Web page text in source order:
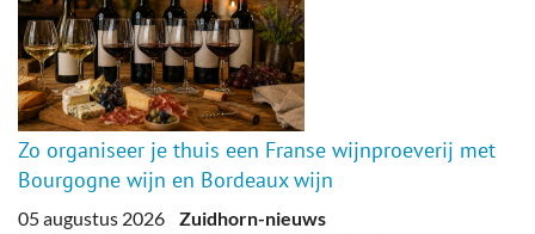
Zo organiseer je thuis een Franse wijnproeverij met
Bourgogne wijn en Bordeaux wijn
05 augustus 2026 Zuidhorn-nieuws